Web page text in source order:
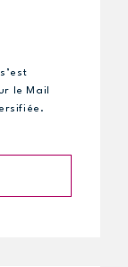
le Mail